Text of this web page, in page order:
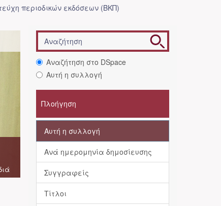
περιοδικών εκδόσεων (ΒΚΠ)
Αναζήτηση στο DSpace
Αυτή η συλλογή
Πλοήγηση
Αυτή η συλλογή
Ανά ημερομηνία δημοσίευσης
Συγγραφείς
Τίτλοι